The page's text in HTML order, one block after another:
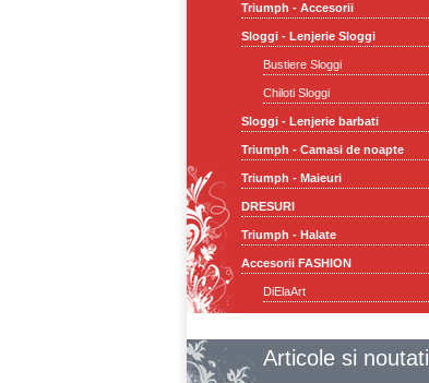
Triumph - Accesorii
Sloggi - Lenjerie Sloggi
Bustiere Sloggi
Chiloti Sloggi
Sloggi - Lenjerie barbati
Triumph - Camasi de noapte
Triumph - Maieuri
DRESURI
Triumph - Halate
Accesorii FASHION
DiElaArt
Articole si noutati